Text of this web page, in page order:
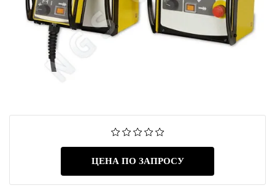
ЦЕНА ПО ЗАПРОСУ